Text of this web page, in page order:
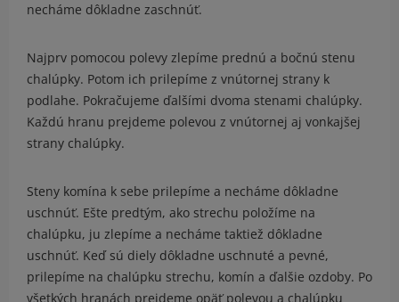
necháme dôkladne zaschnúť.
Najprv pomocou polevy zlepíme prednú a bočnú stenu
chalúpky. Potom ich prilepíme z vnútornej strany k
podlahe. Pokračujeme ďalšími dvoma stenami chalúpky.
Každú hranu prejdeme polevou z vnútornej aj vonkajšej
strany chalúpky.
Steny komína k sebe prilepíme a necháme dôkladne
uschnúť. Ešte predtým, ako strechu položíme na
chalúpku, ju zlepíme a necháme taktiež dôkladne
uschnúť. Keď sú diely dôkladne uschnuté a pevné,
prilepíme na chalúpku strechu, komín a ďalšie ozdoby. Po
všetkých hranách prejdeme opäť polevou a chalúpku